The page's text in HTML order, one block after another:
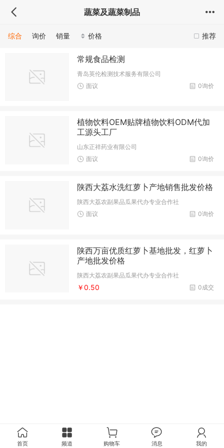
蔬菜及蔬菜制品
推荐
综合 询价 销量 价格
常规食品检测
青岛英伦检测技术服务有限公司
0询价
面议
植物饮料OEM贴牌植物饮料ODM代加
工源头工厂
山东正祥药业有限公司
0询价
面议
陕西大荔水洗红萝卜产地销售批发价格
陕西大荔农副果品瓜果代办专业合作社
0询价
面议
陕西万亩优质红萝卜基地批发，红萝卜
产地批发价格
陕西大荔农副果品瓜果代办专业合作社
0成交
￥0.50
首页 频道 购物车 消息 我的